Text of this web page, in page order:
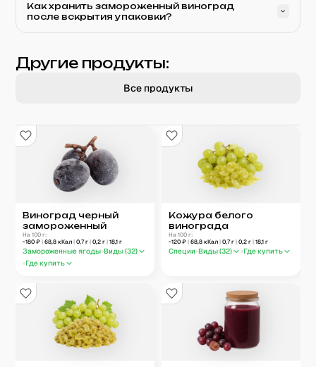
Как хранить замороженный виноград
после вскрытия упаковки?
Другие продукты:
Все продукты
Виноград черный
замороженный
На 100 г:
~180 ₽| 68,8 кКал| 0,7г| 0,2 г| 18,1 г
Замороженные ягоды Виды (32)
Где купить
Кожура белого
винограда
На 100 г:
~120 ₽ | 68,8 кКал | 0,7г | 0,2 г | 18,1 г
Специи Виды (32) Где купить